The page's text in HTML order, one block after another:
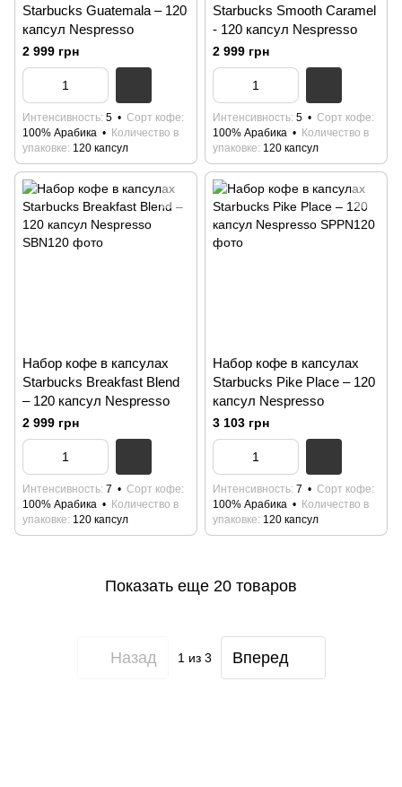
Starbucks Guatemala – 120
капсул Nespresso
2 999 грн
Интенсивность 5
Сорт кофе
100% Арабика
Количество в
упаковке 120 капсул
Starbucks Smooth Caramel
- 120 капсул Nespresso
2 999 грн
Интенсивность 5
Сорт кофе
100% Арабика
Количество в
упаковке 120 капсул
Набор кофе в капсулах
Starbucks Breakfast Blend
– 120 капсул Nespresso
2 999 грн
Интенсивность 7
Сорт кофе
100% Арабика
Количество в
упаковке 120 капсул
Набор кофе в капсулах
Starbucks Pike Place – 120
капсул Nespresso
3 103 грн
Интенсивность 7
Сорт кофе
100% Арабика
Количество в
упаковке 120 капсул
Показать еще 20 товаров
Назад 1 из 3 Вперед